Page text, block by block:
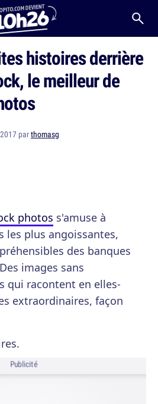
histoires derrière
le meilleur de
parthomasg
photos s'amuse à
les plus angoissantes,
des banques
images sans
qui racontent en elles-
extraordinaires, façon
Publicité